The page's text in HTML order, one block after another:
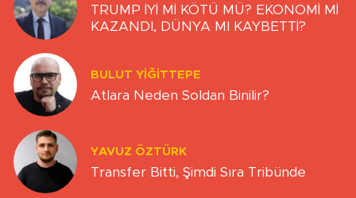
TRUMP İYİ Mİ KÖTÜ MÜ? EKONOMİ Mİ
KAZANDI, DÜNYA MI KAYBETTİ?
BULUT YİĞİTTEPE
Atlara Neden Soldan Binilir?
YAVUZ ÖZTÜRK
Transfer Bitti, Şimdi Sıra Tribünde